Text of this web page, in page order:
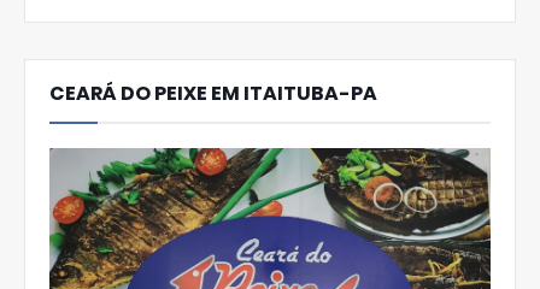
CEARÁ DO PEIXE EM ITAITUBA-PA